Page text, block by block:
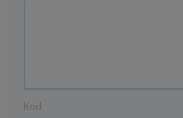
Kod: